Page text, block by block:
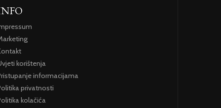
korištenja
informacijama
privatnosti
kolačića